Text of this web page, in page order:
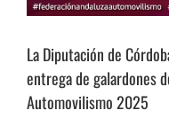
La Diputación de
entrega de galardones
Automovilismo 2025